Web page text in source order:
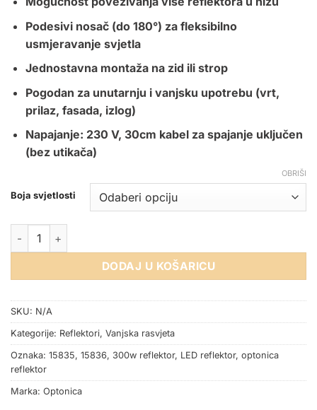
Podesivi nosač (do 180°) za fleksibilno
usmjeravanje svjetla
Jednostavna montaža na zid ili strop
Pogodan za unutarnju i vanjsku upotrebu (vrt,
prilaz, fasada, izlog)
Napajanje: 230 V, 30cm kabel za spajanje uključen
(bez utikača)
Boja svjetlosti
OBRIŠI
LED REFLEKTOR SMD 300W CRNI IP65 količina
DODAJ U KOŠARICU
SKU: N/A
Kategorije: Reflektori, Vanjska rasvjeta
Oznaka: 15835, 15836, 300w reflektor, LED reflektor, optonica
reflektor
Marka: Optonica